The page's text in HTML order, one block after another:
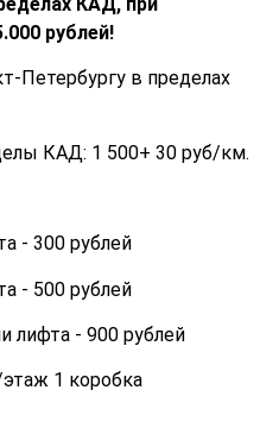
рублей!
Петербургу в пределах
КАД: 1 500+ 30 руб/км.
- 300 рублей
- 500 рублей
лифта - 900 рублей
1 коробка